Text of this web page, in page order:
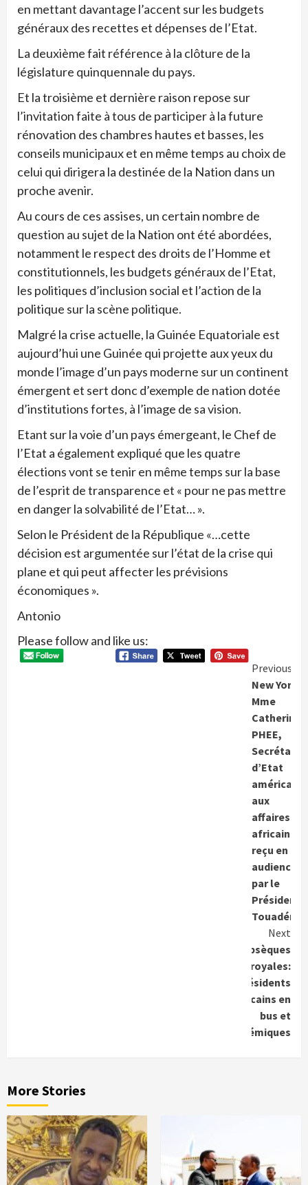
en mettant davantage l’accent sur les budgets
généraux des recettes et dépenses de l’Etat.
La deuxième fait référence à la clôture de la
législature quinquennale du pays.
Et la troisième et dernière raison repose sur
l’invitation faite à tous de participer à la future
rénovation des chambres hautes et basses, les
conseils municipaux et en même temps au choix de
celui qui dirigera la destinée de la Nation dans un
proche avenir.
Au cours de ces assises, un certain nombre de
question au sujet de la Nation ont été abordées,
notamment le respect des droits de l’Homme et
constitutionnels, les budgets généraux de l’Etat,
les politiques d’inclusion social et l’action de la
politique sur la scène politique.
Malgré la crise actuelle, la Guinée Equatoriale est
aujourd’hui une Guinée qui projette aux yeux du
monde l’image d’un pays moderne sur un continent
émergent et sert donc d’exemple de nation dotée
d’institutions fortes, à l’image de sa vision.
Etant sur la voie d’un pays émergeant, le Chef de
l’Etat a également expliqué que les quatre
élections vont se tenir en même temps sur la base
de l’esprit de transparence et « pour ne pas mettre
en danger la solvabilité de l’Etat… ».
Selon le Président de la République «…cette
décision est argumentée sur l’état de la crise qui
plane et qui peut affecter les prévisions
économiques ».
Antonio
Please follow and like us:
Previous
New York:
Mme
Catherine
PHEE,
Secrétaire
d’Etat
américain
aux
affaires
africaines
reçu en
audience
par le
Président
Touadéra
Next
Obsèques
royales:
présidents
africains en
bus et
polémiques
More Stories